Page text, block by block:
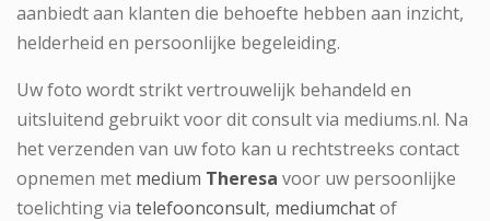
aanbiedt aan klanten die behoefte hebben aan inzicht,
helderheid en persoonlijke begeleiding.
Uw foto wordt strikt vertrouwelijk behandeld en
uitsluitend gebruikt voor dit consult via mediums.nl. Na
het verzenden van uw foto kan u rechtstreeks contact
opnemen met medium Theresa voor uw persoonlijke
toelichting via telefoonconsult, mediumchatof